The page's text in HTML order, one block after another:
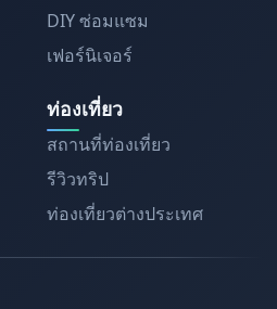
DIY ซ่อมแซม
เฟอร์นิเจอร์
ท่องเที่ยว
สถานที่ท่องเที่ยว
รีวิวทริป
ท่องเที่ยวต่างประเทศ